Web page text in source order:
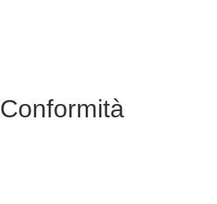
Conformità